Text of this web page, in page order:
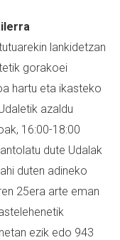
lankidetzan
gorakoei
hartu eta ikasteko
azaldu
16:00-18:00
dute Udalak
duten adineko
25era arte eman
ezik edo 943